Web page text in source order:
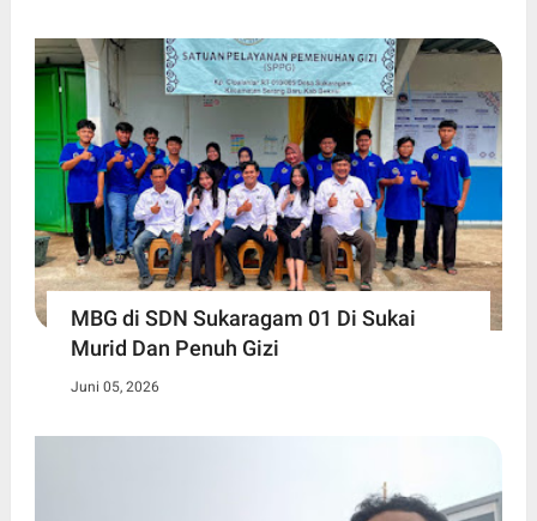
MBG di SDN Sukaragam 01 Di Sukai
Murid Dan Penuh Gizi
Juni 05, 2026